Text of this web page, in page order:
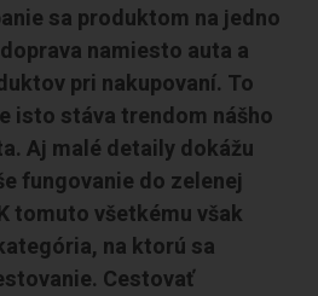
sa produktom na jedno
namiesto auta a
pri nakupovaní. To
isto stáva trendom nášho
Aj malé detaily dokážu
fungovanie do zelenej
tomuto všetkému však
na ktorú sa
Cestovať